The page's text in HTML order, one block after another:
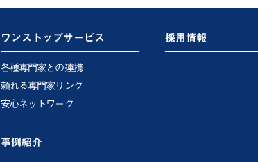
ワンストップサービス
各種専門家との連携
頼れる専門家リンク
安心ネットワーク
事例紹介
採用情報